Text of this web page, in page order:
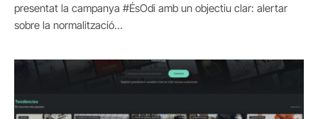
presentat la campanya #ÉsOdi amb un objectiu clar: alertar
sobre la normalització…